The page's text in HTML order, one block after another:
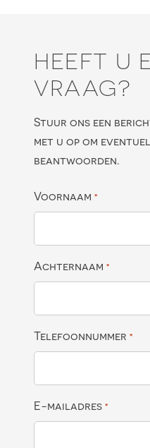
HEEFT U
VRAAG?
Stuur ons een
met u op om
beantwoorden.
Voornaam *
Achternaam *
Telefoonnummer *
E-mailadres *